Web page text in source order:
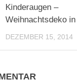
Kinderaugen –
Weihnachtsdeko
DEZEMBER 15, 2014